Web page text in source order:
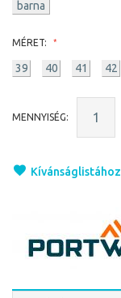
barna
MÉRET:
39 40 41 42
MENNYISÉG:
Kívánságlistához